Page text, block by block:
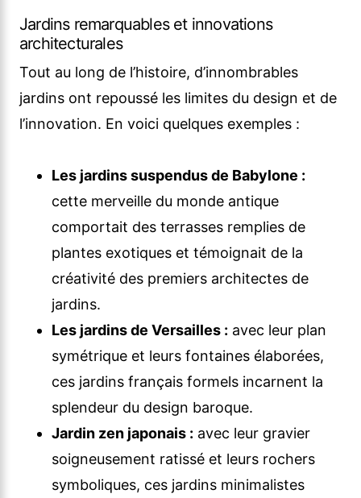
Jardins remarquables et innovations
architecturales
Tout au long de l’histoire, d’innombrables
jardins ont repoussé les limites du design et de
l’innovation. En voici quelques exemples :
Les jardins suspendus de Babylone :
cette merveille du monde antique
comportait des terrasses remplies de
plantes exotiques et témoignait de la
créativité des premiers architectes de
jardins.
Les jardins de Versailles : avec leur plan
symétrique et leurs fontaines élaborées,
ces jardins français formels incarnent la
splendeur du design baroque.
Jardin zen japonais : avec leur gravier
soigneusement ratissé et leurs rochers
symboliques, ces jardins minimalistes